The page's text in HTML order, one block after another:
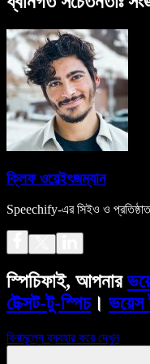
ক্লিফ ওয়েইৎজম্যান
Speechify-এর সিইও ও
স্পিচিফাই, আপনার
টেক্সট-টু-স্পিচ। ভয়েস
বিনামূল্যে ব্যবহার করে দেখুন